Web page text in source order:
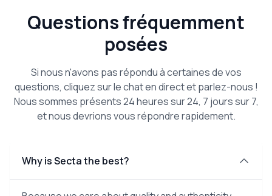
Questions fréquemment
posées
Si nous n'avons pas répondu à certaines de vos
questions, cliquez sur le chat en direct et parlez-nous !
Nous sommes présents 24 heures sur 24, 7 jours sur 7,
et nous devrions vous répondre rapidement.
Why is Secta the best?